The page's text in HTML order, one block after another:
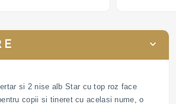
si 2 nise alb Star cu top roz face
copii si tineret cu acelasi nume, o